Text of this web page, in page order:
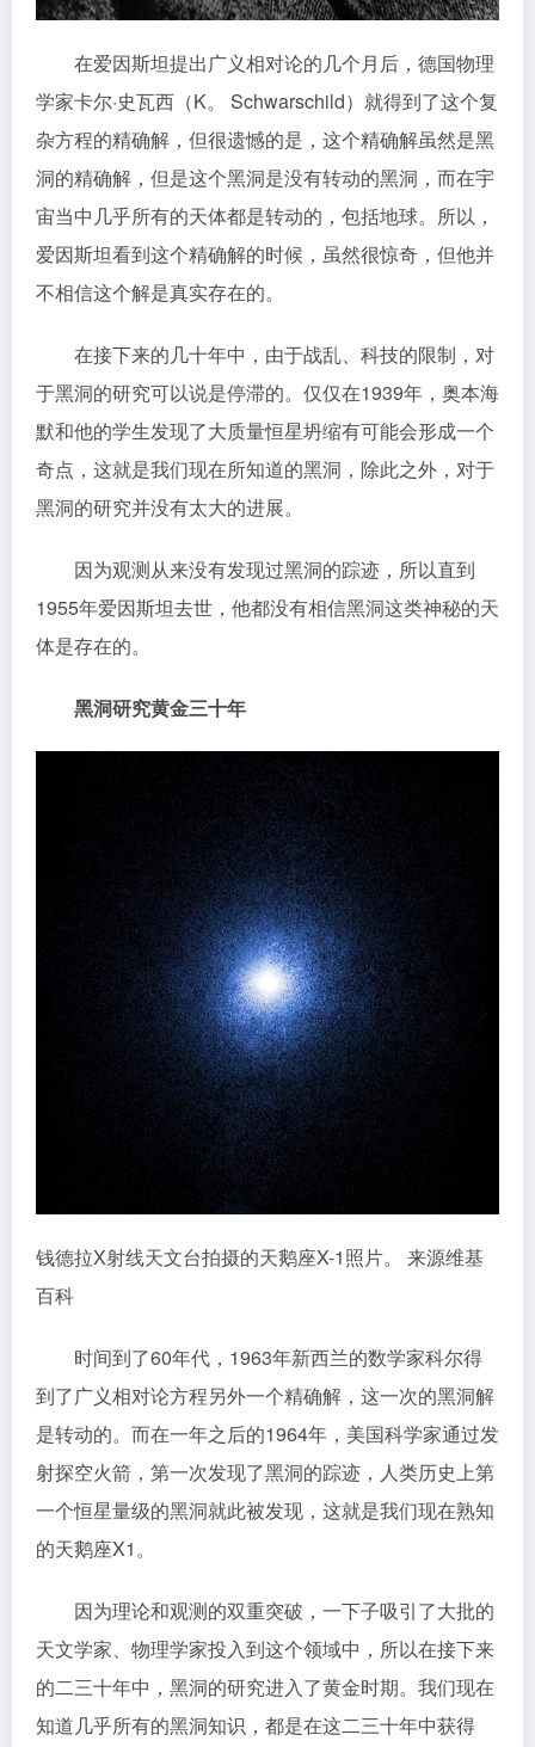
在爱因斯坦提出广义相对论的几个月后，德国物理
学家卡尔·史瓦西（K。 Schwarschild）就得到了这个复
杂方程的精确解，但很遗憾的是，这个精确解虽然是黑
洞的精确解，但是这个黑洞是没有转动的黑洞，而在宇
宙当中几乎所有的天体都是转动的，包括地球。所以，
爱因斯坦看到这个精确解的时候，虽然很惊奇，但他并
不相信这个解是真实存在的。
在接下来的几十年中，由于战乱、科技的限制，对
于黑洞的研究可以说是停滞的。仅仅在1939年，奥本海
默和他的学生发现了大质量恒星坍缩有可能会形成一个
奇点，这就是我们现在所知道的黑洞，除此之外，对于
黑洞的研究并没有太大的进展。
因为观测从来没有发现过黑洞的踪迹，所以直到
1955年爱因斯坦去世，他都没有相信黑洞这类神秘的天
体是存在的。
黑洞研究黄金三十年
钱德拉X射线天文台拍摄的天鹅座X-1照片。 来源维基
百科
时间到了60年代，1963年新西兰的数学家科尔得
到了广义相对论方程另外一个精确解，这一次的黑洞解
是转动的。而在一年之后的1964年，美国科学家通过发
射探空火箭，第一次发现了黑洞的踪迹，人类历史上第
一个恒星量级的黑洞就此被发现，这就是我们现在熟知
的天鹅座X1。
因为理论和观测的双重突破，一下子吸引了大批的
天文学家、物理学家投入到这个领域中，所以在接下来
的二三十年中，黑洞的研究进入了黄金时期。我们现在
知道几乎所有的黑洞知识，都是在这二三十年中获得